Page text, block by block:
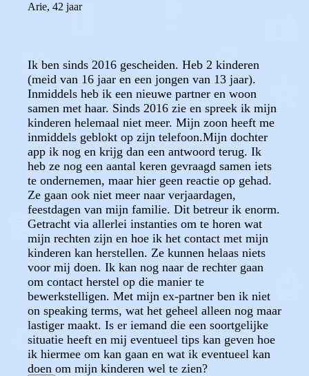
Arie, 42 jaar
Ik ben sinds 2016 gescheiden. Heb 2 kinderen
(meid van 16 jaar en een jongen van 13 jaar).
Inmiddels heb ik een nieuwe partner en woon
samen met haar. Sinds 2016 zie en spreek ik mijn
kinderen helemaal niet meer. Mijn zoon heeft me
inmiddels geblokt op zijn telefoon.Mijn dochter
app ik nog en krijg dan een antwoord terug. Ik
heb ze nog een aantal keren gevraagd samen iets
te ondernemen, maar hier geen reactie op gehad.
Ze gaan ook niet meer naar verjaardagen,
feestdagen van mijn familie. Dit betreur ik enorm.
Getracht via allerlei instanties om te horen wat
mijn rechten zijn en hoe ik het contact met mijn
kinderen kan herstellen. Ze kunnen helaas niets
voor mij doen. Ik kan nog naar de rechter gaan
om contact herstel op die manier te
bewerkstelligen. Met mijn ex-partner ben ik niet
on speaking terms, wat het geheel alleen nog maar
lastiger maakt. Is er iemand die een soortgelijke
situatie heeft en mij eventueel tips kan geven hoe
ik hiermee om kan gaan en wat ik eventueel kan
doen om mijn kinderen wel te zien?